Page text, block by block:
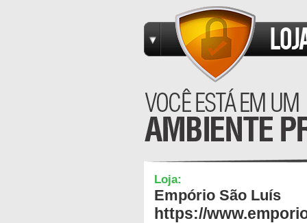
Loja:
Empório São Luís
https://